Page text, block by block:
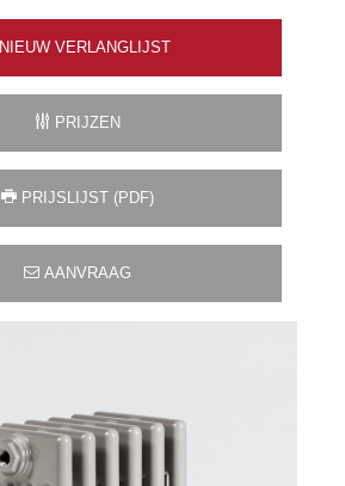
NIEUW VERLANGLIJST
PRIJZEN
PRIJSLIJST (PDF)
AANVRAAG